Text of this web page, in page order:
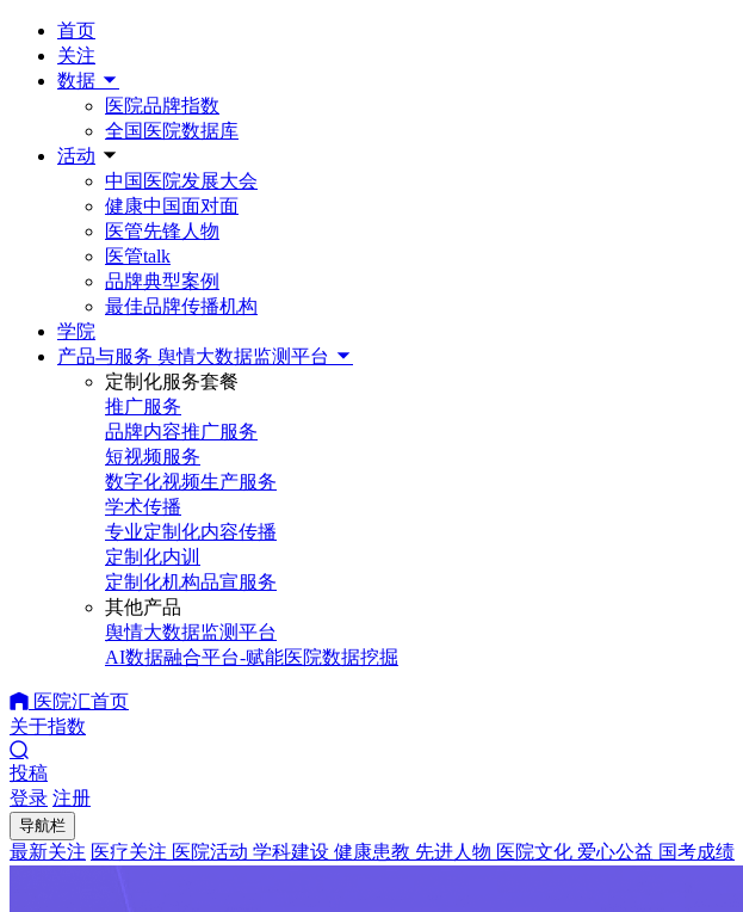
首页
关注
数据
医院品牌指数
全国医院数据库
活动
中国医院发展大会
健康中国面对面
医管先锋人物
医管talk
品牌典型案例
最佳品牌传播机构
学院
产品与服务 舆情大数据监测平台
定制化服务套餐
推广服务
品牌内容推广服务
短视频服务
数字化视频生产服务
学术传播
专业定制化内容传播
定制化内训
定制化机构品宣服务
其他产品
舆情大数据监测平台
AI数据融合平台-赋能医院数据挖掘
医院汇首页
关于指数
投稿
登录 注册
导航栏
最新关注 医疗关注 医院活动 学科建设 健康患教 先进人物 医院文化 爱心公益 国考成绩